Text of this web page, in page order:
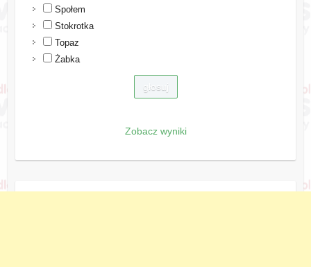
Społem
Stokrotka
Topaz
Żabka
Zobacz wyniki